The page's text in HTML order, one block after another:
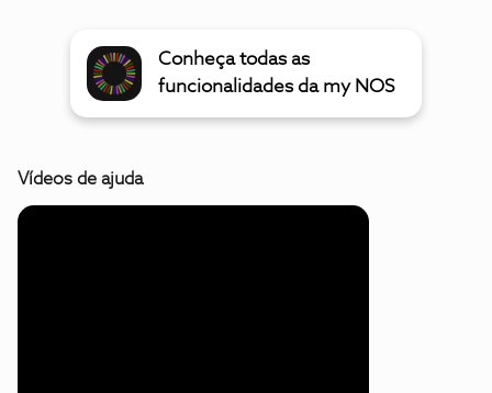
Conheça todas as
funcionalidades da my NOS
Vídeos de ajuda